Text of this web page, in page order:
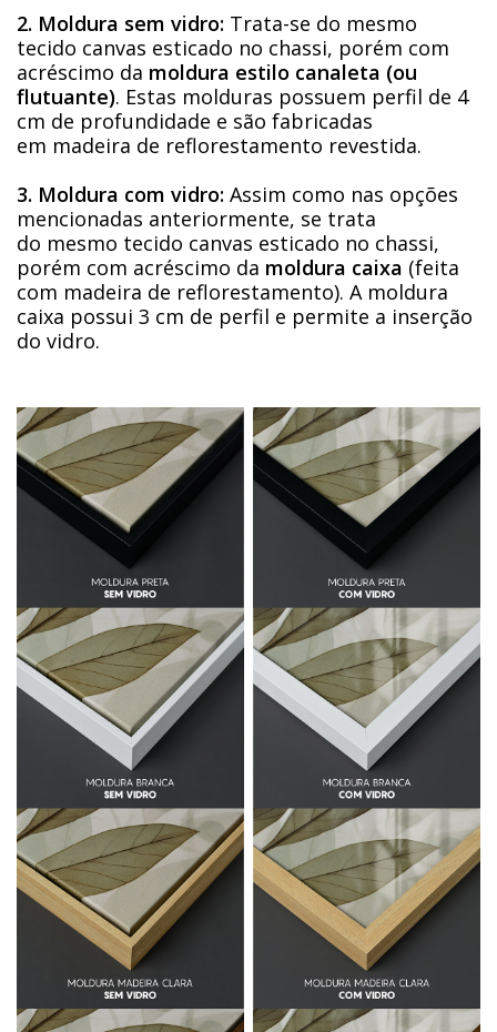
2. Moldura sem vidro: Trata-se do mesmo
tecido canvas esticado no chassi, porém com
acréscimo da moldura estilo canaleta (ou
flutuante). Estas molduras possuem perfil de 4
cm de profundidade e são fabricadas
em madeira de reflorestamento revestida.
3. Moldura com vidro: Assim como nas opções
mencionadas anteriormente, se trata
do mesmo tecido canvas esticado no chassi,
porém com acréscimo da moldura caixa (feita
com madeira de reflorestamento). A moldura
caixa possui 3 cm de perfil e permite a inserção
do vidro.